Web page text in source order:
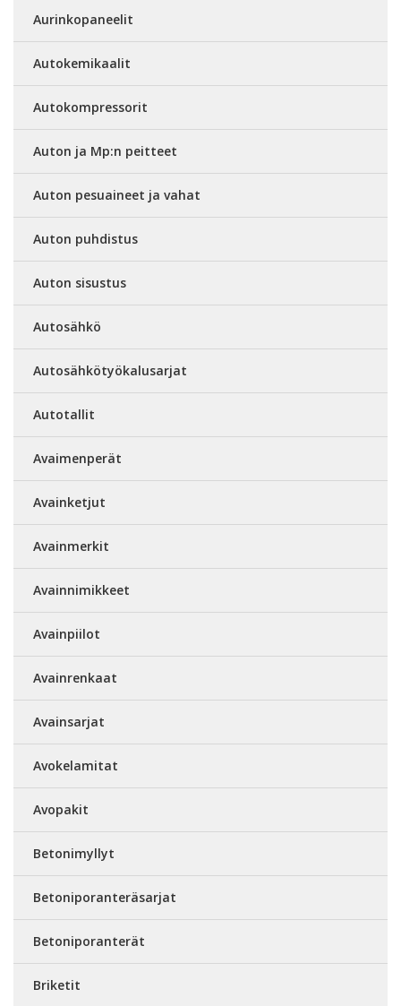
Aurinkopaneelit
Autokemikaalit
Autokompressorit
Auton ja Mp:n peitteet
Auton pesuaineet ja vahat
Auton puhdistus
Auton sisustus
Autosähkö
Autosähkötyökalusarjat
Autotallit
Avaimenperät
Avainketjut
Avainmerkit
Avainnimikkeet
Avainpiilot
Avainrenkaat
Avainsarjat
Avokelamitat
Avopakit
Betonimyllyt
Betoniporanteräsarjat
Betoniporanterät
Briketit